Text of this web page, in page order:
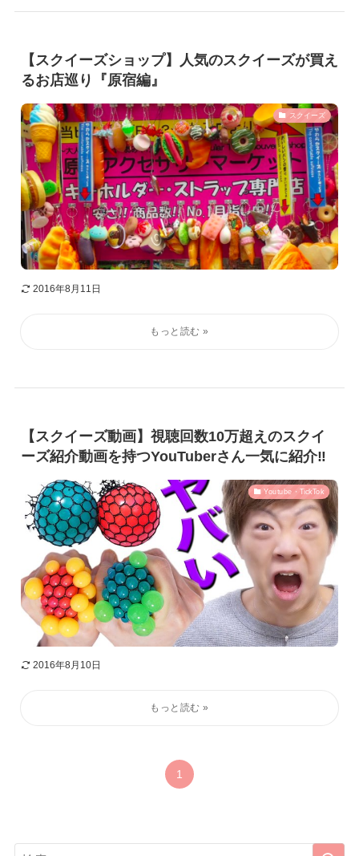
【スクイーズショップ】人気のスクイーズが買え
るお店巡り『原宿編』
スクイーズ
2016年8月11日
【スクイーズ動画】視聴回数10万超えのスクイ
ーズ紹介動画を持つYouTuberさん一気に紹介‼︎
Youtube・TickTok
2016年8月10日
1